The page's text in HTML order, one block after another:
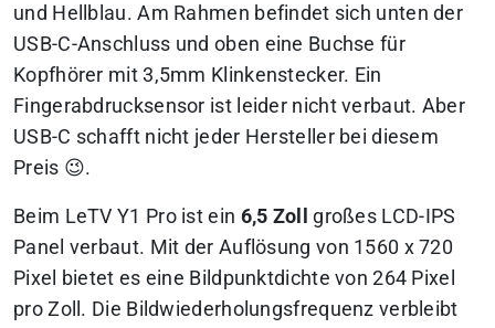
und Hellblau. Am Rahmen befindet sich unten der
USB-C-Anschluss und oben eine Buchse für
Kopfhörer mit 3,5mm Klinkenstecker. Ein
Fingerabdrucksensor ist leider nicht verbaut. Aber
USB-C schafft nicht jeder Hersteller bei diesem
Preis 😉.
Beim LeTV Y1 Pro ist ein 6,5 Zoll
großes LCD-IPS
Panel verbaut. Mit der Auflösung von 1560 x 720
Pixel bietet es eine Bildpunktdichte von 264 Pixel
pro Zoll. Die Bildwiederholungsfrequenz verbleibt